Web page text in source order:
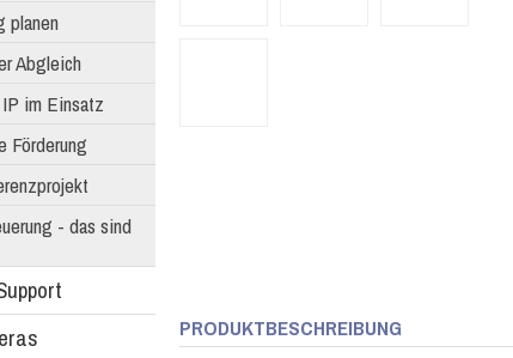
planen
Abgleich
im Einsatz
Förderung
- das sind
PRODUKTBESCHREIBUNG